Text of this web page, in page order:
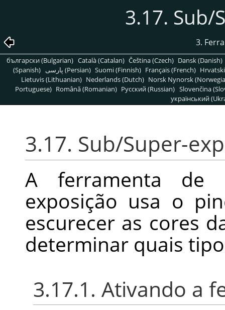
3.17. Sub/
3.
български (Bulgarian) Català (Catalan) Čeština (Czech) Dansk (Danish)
(Spanish)
پارسی (Persian) Suomi (Finnish) Français (French)
Lietuvis (Lithuanian) Nederlands (Dutch) Norsk Nynorsk
Portuguese) Română (Romanian) Pусский (Russian) Slovenčina
український
3.17. Sub/Super-
A ferramenta de
exposição usa o
escurecer as cores
determinar quais
3.17.1. Ativando a